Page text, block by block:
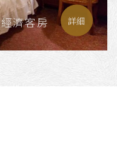
經濟客房 詳細